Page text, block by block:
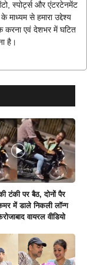
स्पोर्ट्स और एंटरटेनमेंट
से हमारा उद्देश्य
करना एवं देशभर में घटित
है।
टंकी पर बैठ, दोनों पैर
में डाले निकली लॉन्ग
वायरल वीडियो